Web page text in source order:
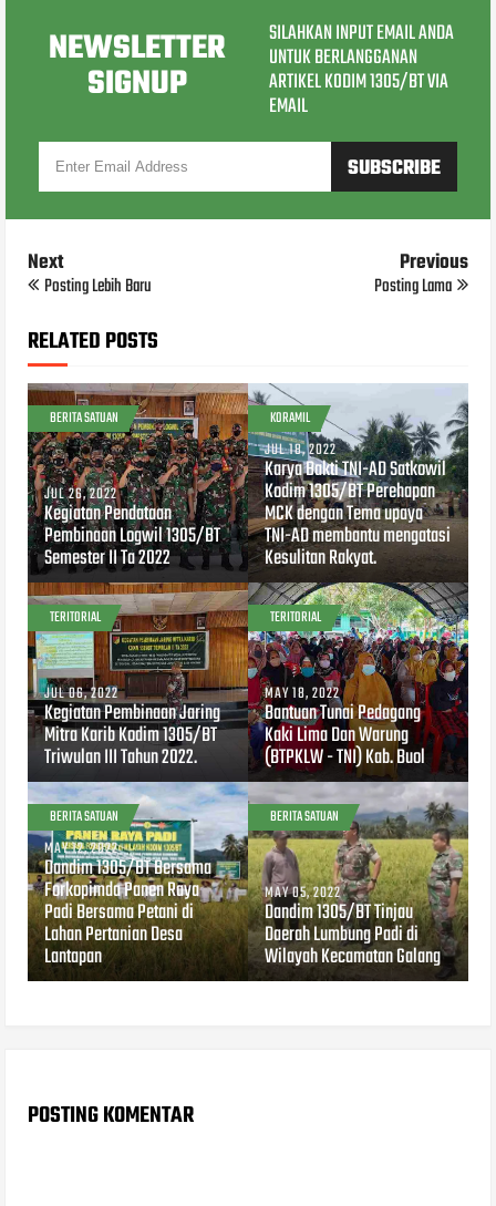
NEWSLETTER
SIGNUP
SILAHKAN INPUT EMAIL ANDA
UNTUK BERLANGGANAN
ARTIKEL KODIM 1305/BT VIA
EMAIL
Next
Posting Lebih Baru
Previous
Posting Lama
RELATED POSTS
BERITA SATUAN
JUL 26, 2022
Kegiatan Pendataan
Pembinaan Logwil 1305/BT
Semester II Ta 2022
KORAMIL
JUL 18, 2022
Karya Bakti TNI-AD Satkowil
Kodim 1305/BT Perehapan
MCK dengan Tema upaya
TNI-AD membantu mengatasi
Kesulitan Rakyat.
TERITORIAL
JUL 06, 2022
Kegiatan Pembinaan Jaring
Mitra Karib Kodim 1305/BT
Triwulan III Tahun 2022.
TERITORIAL
MAY 18, 2022
Bantuan Tunai Pedagang
Kaki Lima Dan Warung
(BTPKLW - TNI) Kab. Buol
BERITA SATUAN
MAY 12, 2022
Dandim 1305/BT Bersama
Forkopimda Panen Raya
Padi Bersama Petani di
Lahan Pertanian Desa
Lantapan
BERITA SATUAN
MAY 05, 2022
Dandim 1305/BT Tinjau
Daerah Lumbung Padi di
Wilayah Kecamatan Galang
POSTING KOMENTAR